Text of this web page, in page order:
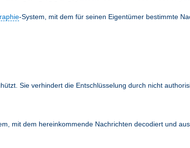
-System, mit dem für seinen Eigentümer bestimmte
Sie verhindert die Entschlüsselung durch nicht
mit dem hereinkommende Nachrichten decodiert und